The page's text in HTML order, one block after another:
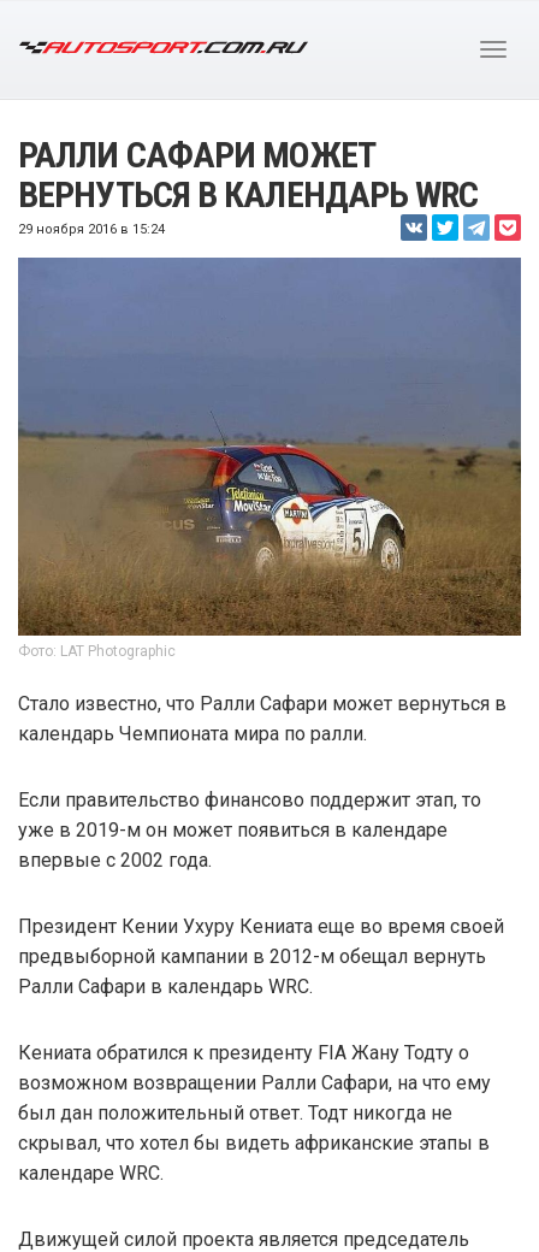
РАЛЛИ САФАРИ МОЖЕТ
ВЕРНУТЬСЯ В КАЛЕНДАРЬ WRC
29 ноября 2016 в 15:24
Фото: LAT Photographic
Стало известно, что Ралли Сафари может вернуться в
календарь Чемпионата мира по ралли.
Если правительство финансово поддержит этап, то
уже в 2019-м он может появиться в календаре
впервые с 2002 года.
Президент Кении Ухуру Кениата еще во время своей
предвыборной кампании в 2012-м обещал вернуть
Ралли Сафари в календарь WRC.
Кениата обратился к президенту FIA Жану Тодту о
возможном возвращении Ралли Сафари, на что ему
был дан положительный ответ. Тодт никогда не
скрывал, что хотел бы видеть африканские этапы в
календаре WRC.
Движущей силой проекта является председатель